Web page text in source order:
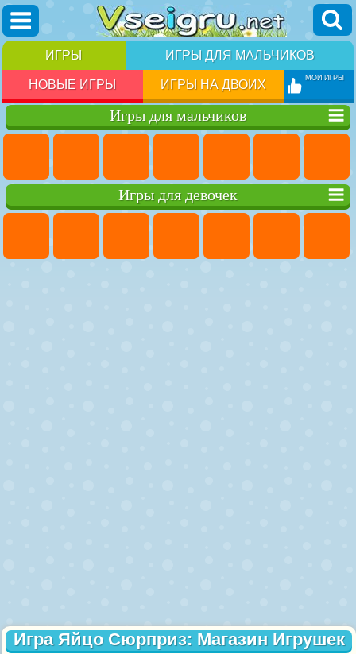
ИГРЫ ИГРЫ ДЛЯ МАЛЬЧИКОВ
НОВЫЕ ИГРЫ ИГРЫ НА ДВОИХ МОИ ИГРЫ
Игры для мальчиков
Игры для девочек
Игра Яйцо Сюрприз: Магазин Игрушек